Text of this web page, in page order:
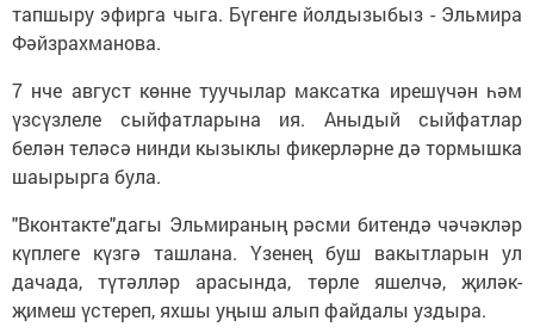
тапшыру эфирга чыга. Бүгенге йолдызыбыз - Эльмира
Фәйзрахманова.
7 нче август көнне туучылар максатка ирешүчән һәм
үзсүзлеле сыйфатларына ия. Аныдый сыйфатлар
белән теләсә нинди кызыклы фикерләрне дә тормышка
шаырырга була.
"Вконтакте"дагы Эльмираның рәсми битендә чәчәкләр
күплеге күзгә ташлана. Үзенең буш вакытларын ул
дачада, түтәлләр арасында, төрле яшелчә, җиләк-
җимеш үстереп, яхшы уңыш алып файдалы уздыра.